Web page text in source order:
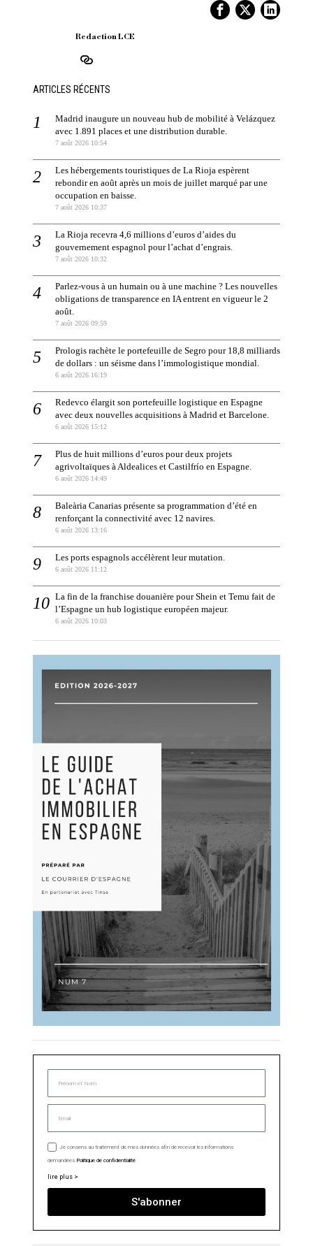
Redaction LCE
ARTICLES RÉCENTS
Madrid inaugure un nouveau hub de mobilité à Velázquez
avec 1.891 places et une distribution durable.
7 août 2026 10:54
Les hébergements touristiques de La Rioja espèrent
rebondir en août après un mois de juillet marqué par une
occupation en baisse.
7 août 2026 10:37
La Rioja recevra 4,6 millions d’euros d’aides du
gouvernement espagnol pour l’achat d’engrais.
7 août 2026 10:32
Parlez-vous à un humain ou à une machine ? Les nouvelles
obligations de transparence en IA entrent en vigueur le 2
août.
7 août 2026 09:59
Prologis rachète le portefeuille de Segro pour 18,8 milliards
de dollars : un séisme dans l’immologistique mondial.
6 août 2026 16:19
Redevco élargit son portefeuille logistique en Espagne
avec deux nouvelles acquisitions à Madrid et Barcelone.
6 août 2026 15:12
Plus de huit millions d’euros pour deux projets
agrivoltaïques à Aldealices et Castilfrío en Espagne.
6 août 2026 14:49
Baleària Canarias présente sa programmation d’été en
renforçant la connectivité avec 12 navires.
6 août 2026 13:16
Les ports espagnols accélèrent leur mutation.
6 août 2026 11:12
La fin de la franchise douanière pour Shein et Temu fait de
l’Espagne un hub logistique européen majeur.
6 août 2026 10:03
Je consens au traitement de mes données afin de recevoir les informations
demandées.Politique de confidentialité
lire plus >
S'abonner